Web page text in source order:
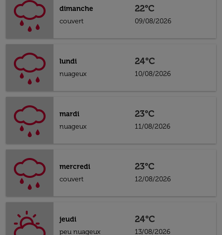
dimanche
couvert
22°C
09/08/2026
lundi
nuageux
24°C
10/08/2026
mardi
nuageux
23°C
11/08/2026
mercredi
couvert
23°C
12/08/2026
jeudi
peu nuageux
24°C
13/08/2026